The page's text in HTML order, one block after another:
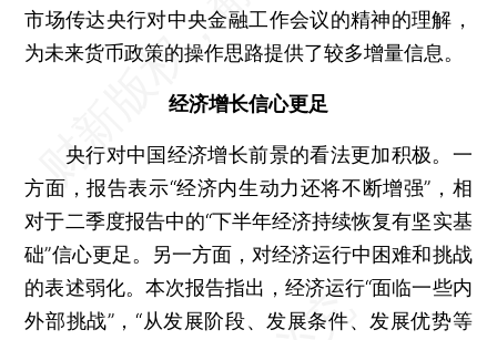
市场传达央行对中央金融工作会议的精神的理解，
为未来货币政策的操作思路提供了较多增量信息。
经济增长信心更足
央行对中国经济增长前景的看法更加积极。一
方面，报告表示“经济内生动力还将不断增强”，相
对于二季度报告中的“下半年经济持续恢复有坚实基
础”信心更足。另一方面，对经济运行中困难和挑战
的表述弱化。本次报告指出，经济运行“面临一些内
外部挑战”，“从发展阶段、发展条件、发展优势等